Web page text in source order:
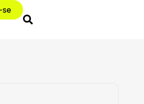
se